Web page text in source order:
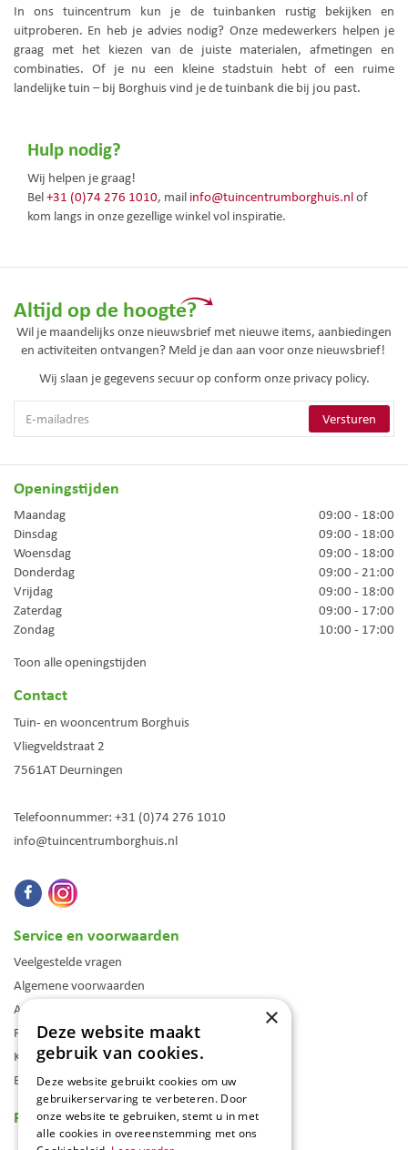
In ons tuincentrum kun je de tuinbanken rustig bekijken en
uitproberen. En heb je advies nodig? Onze medewerkers helpen je
graag met het kiezen van de juiste materialen, afmetingen en
combinaties. Of je nu een kleine stadstuin hebt of een ruime
landelijke tuin – bij Borghuis vind je de tuinbank die bij jou past.
Hulp nodig?
Wij helpen je graag!
Bel+31 (0)74 276 1010, mail info@tuincentrumborghuis.nlof
kom langs in onze gezellige winkel vol inspiratie.
Altijd op de hoogte?
Wil je maandelijks onze nieuwsbrief met nieuwe items, aanbiedingen
en activiteiten ontvangen? Meld je dan aan voor onze nieuwsbrief!
Wij slaan je gegevens secuur op conform onze privacy policy.
Openingstijden
Maandag
09:00 - 18:00
Dinsdag
09:00 - 18:00
Woensdag
09:00 - 18:00
Donderdag
09:00 - 21:00
Vrijdag
09:00 - 18:00
Zaterdag
09:00 - 17:00
Zondag
10:00 - 17:00
Toon alle openingstijden
Contact
Tuin- en wooncentrum Borghuis
Vliegveldstraat 2
7561AT Deurningen
Telefoonnummer: +31 (0)74 276 1010
info@tuincentrumborghuis.nl
Service en voorwaarden
Veelgestelde vragen
Algemene voorwaarden
Assortiment
Folder
Klantenkaart
Blog
Reviews
×
Deze website maakt
gebruik van cookies.
Deze website gebruikt cookies om uw
gebruikerservaring te verbeteren. Door
onze website te gebruiken, stemt u in met
alle cookies in overeenstemming met ons